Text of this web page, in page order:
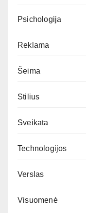
Psichologija
Reklama
Šeima
Stilius
Sveikata
Technologijos
Verslas
Visuomenė